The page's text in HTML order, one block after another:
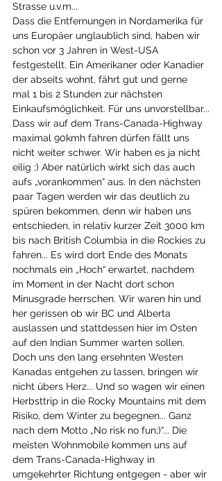
Strasse u.v.m...
Dass die Entfernungen in Nordamerika für
uns Europäer unglaublich sind, haben wir
schon vor 3 Jahren in West-USA
festgestellt. Ein Amerikaner oder Kanadier
der abseits wohnt, fährt gut und gerne
mal 1 bis 2 Stunden zur nächsten
Einkaufsmöglichkeit. Für uns unvorstellbar...
Dass wir auf dem Trans-Canada-Highway
maximal 90kmh fahren dürfen fällt uns
nicht weiter schwer. Wir haben es ja nicht
eilig ;) Aber natürlich wirkt sich das auch
aufs „vorankommen“ aus. In den nächsten
paar Tagen werden wir das deutlich zu
spüren bekommen, denn wir haben uns
entschieden, in relativ kurzer Zeit 3000 km
bis nach British Columbia in die Rockies zu
fahren... Es wird dort Ende des Monats
nochmals ein „Hoch“ erwartet, nachdem
im Moment in der Nacht dort schon
Minusgrade herrschen. Wir waren hin und
her gerissen ob wir BC und Alberta
auslassen und stattdessen hier im Osten
auf den Indian Summer warten sollen.
Doch uns den lang ersehnten Westen
Kanadas entgehen zu lassen, bringen wir
nicht übers Herz... Und so wagen wir einen
Herbsttrip in die Rocky Mountains mit dem
Risiko, dem Winter zu begegnen... Ganz
nach dem Motto „No risk no fun;)“... Die
meisten Wohnmobile kommen uns auf
dem Trans-Canada-Highway in
umgekehrter Richtung entgegen - aber wir